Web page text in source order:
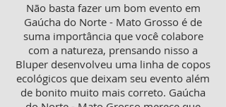
Não basta fazer um bom evento em
Gaúcha do Norte - Mato Grosso é de
suma importância que você colabore
com a natureza, prensando nisso a
Bluper desenvolveu uma linha de copos
ecológicos que deixam seu evento além
de bonito muito mais correto. Gaúcha